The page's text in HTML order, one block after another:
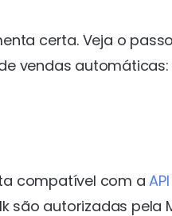
certa. Veja o
vendas automáticas:
compatível com aAPI
são autorizadas pela